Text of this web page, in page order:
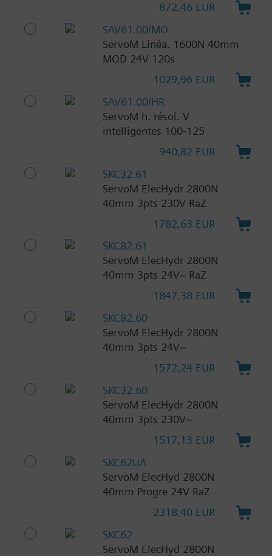
872,46 EUR
SAV61.00/MO
ServoM Linéa. 1600N 40mm
MOD 24V 120s
1029,96 EUR
SAV61.00/HR
ServoM h. résol. V
intelligentes 100-125
940,82 EUR
SKC32.61
ServoM ElecHydr 2800N
40mm 3pts 230V RaZ
1782,63 EUR
SKC82.61
ServoM ElecHydr 2800N
40mm 3pts 24V~ RaZ
1847,38 EUR
SKC82.60
ServoM ElecHydr 2800N
40mm 3pts 24V~
1572,24 EUR
SKC32.60
ServoM ElecHydr 2800N
40mm 3pts 230V~
1517,13 EUR
SKC62UA
ServoM ElecHyd 2800N
40mm Progre 24V RaZ
2318,40 EUR
SKC62
ServoM ElecHyd 2800N